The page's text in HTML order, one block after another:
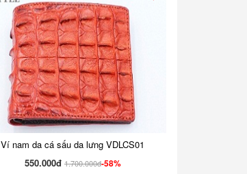
Ví nam da cá sấu da lưng VDLCS01
550.000đ 1.700.000đ-58%